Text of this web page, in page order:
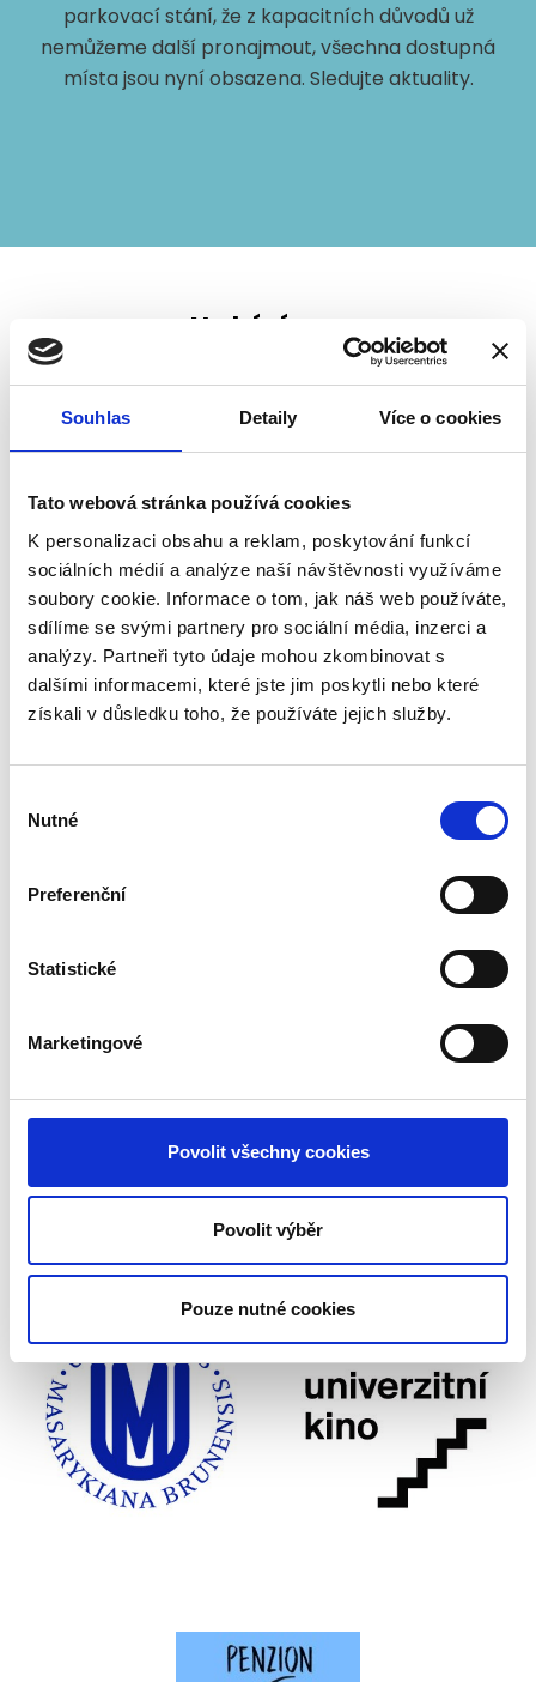
Souhlas Detaily Více o cookies
Tato webová stránka používá cookies
K personalizaci obsahu a reklam, poskytování funkcí
sociálních médií a analýze naší návštěvnosti využíváme
soubory cookie. Informace o tom, jak náš web používáte,
sdílíme se svými partnery pro sociální média, inzerci a
analýzy. Partneři tyto údaje mohou zkombinovat s
dalšími informacemi, které jste jim poskytli nebo které
získali v důsledku toho, že používáte jejich služby.
souhlasu
Nutné
Preferenční
Statistické
Marketingové
Povolit všechny cookies
Povolit výběr
Pouze nutné cookies
parkovací stání, že z kapacitních důvodů už
nemůžeme další pronajmout, všechna dostupná
místa jsou nyní obsazena. Sledujte aktuality.
Nabízíme:
Pohodlné parkování v centru Brna
Provozní doba - NONSTOP
400 parkovacích míst
Maximální výška vozidla 2,1 m
Dobíjecí stanice pro elektromobily
Pohodlné parkování ve dvou podlažích dle
nových norem
Propojení do Janáčkova divadla suchou nohou
Rozšířená stání pro invalidy a matky s kočárky